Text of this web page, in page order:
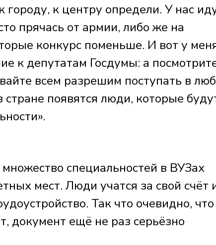
к центру определи. У нас
прячась от армии, либо же на
конкурс поменьше. И вот у
к депутатам Госдумы: а
всем разрешим поступать в
появятся люди, которые
специальностей в ВУЗах
мест. Люди учатся за свой счёт
Так что очевидно,
документ ещё не раз серьёзно